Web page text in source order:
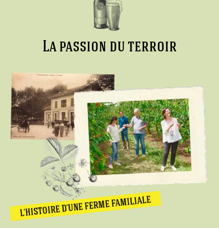
La passion du terroir
L’HISTOIRE D’UNE FERME FAMILIALE